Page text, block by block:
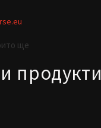
ще
продукти